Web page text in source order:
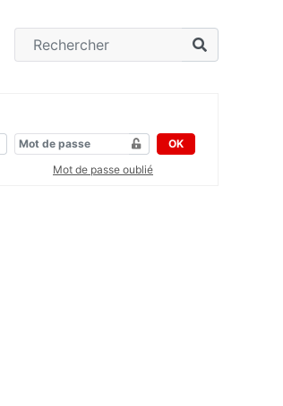
OK
Mot de passe oublié